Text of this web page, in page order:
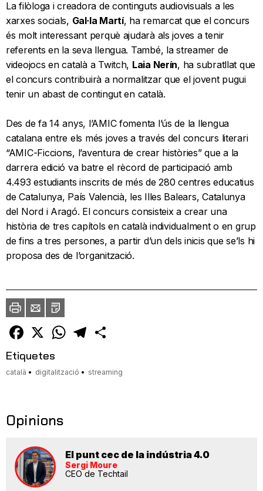
La filòloga i creadora de continguts audiovisuals a les
xarxes socials, Gal·la Martí, ha remarcat que el concurs
és molt interessant perquè ajudarà als joves a tenir
referents en la seva llengua. També, la streamer de
videojocs en català a Twitch, Laia Nerín, ha subratllat que
el concurs contribuirà a normalitzar que el jovent pugui
tenir un abast de contingut en català.
Des de fa 14 anys, l’AMIC fomenta l’ús de la llengua
catalana entre els més joves a través del concurs literari
“AMIC-Ficcions, l’aventura de crear històries” que a la
darrera edició va batre el rècord de participació amb
4.493 estudiants inscrits de més de 280 centres educatius
de Catalunya, País Valencià, les Illes Balears, Catalunya
del Nord i Aragó. El concurs consisteix a crear una
història de tres capítols en català individualment o en grup
de fins a tres persones, a partir d’un dels inicis que se’ls hi
proposa des de l’organització.
ImprimirEnvia
un
amic
PDF
Facebook
X WhatsAppTelegram
Etiquetes
català digitalització streaming
Opinions
El punt cec de la indústria 4.0
Sergi Moure
CEO de Techtail